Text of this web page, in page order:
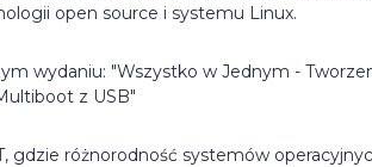
open source i systemu Linux.
wydaniu: "Wszystko w Jednym -
z USB"
gdzie różnorodność systemów